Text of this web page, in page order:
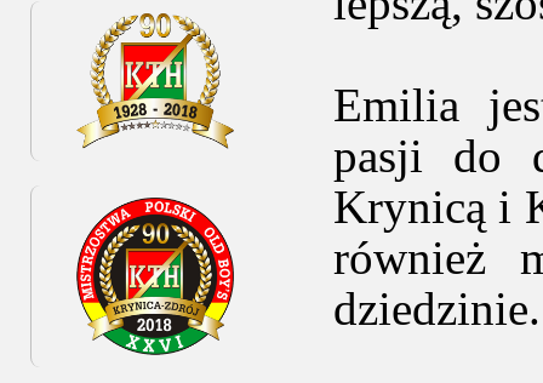
Emilia
pasji do
Krynicą i
również
dziedzinie.